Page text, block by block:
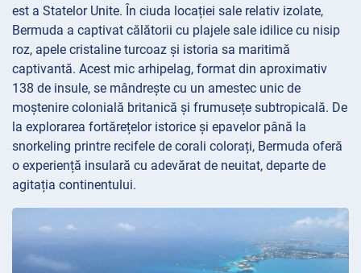
est a Statelor Unite. În ciuda locației sale relativ izolate,
Bermuda a captivat călătorii cu plajele sale idilice cu nisip
roz, apele cristaline turcoaz și istoria sa maritimă
captivantă. Acest mic arhipelag, format din aproximativ
138 de insule, se mândrește cu un amestec unic de
moștenire colonială britanică și frumusețe subtropicală. De
la explorarea fortărețelor istorice și epavelor până la
snorkeling printre recifele de corali colorați, Bermuda oferă
o experiență insulară cu adevărat de neuitat, departe de
agitația continentului.